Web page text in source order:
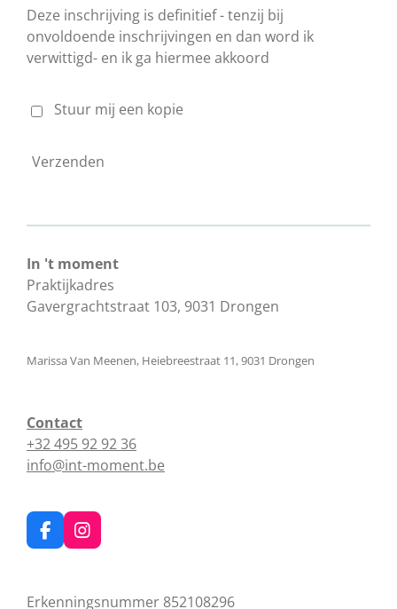
Deze inschrijving is definitief - tenzij bij
onvoldoende inschrijvingen en dan word ik
verwittigd- en ik ga hiermee akkoord
Stuur mij een kopie
Verzenden
In 't moment
Praktijkadres
Gavergrachtstraat 103, 9031 Drongen
Marissa Van Meenen, Heiebreestraat 11, 9031 Drongen
Contact
+32 495 92 92 36
info@int-moment.be
F
a
b
I
n
a
Erkenningsnummer 852108296